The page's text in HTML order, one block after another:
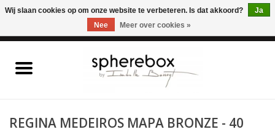
Home
REGINA MEDEIROS MAPA BRONZE - 40
Wij slaan cookies op om onze website te verbeteren. Is dat akkoord?
Ja
Nee
Meer over cookies »
ONLINE WINKEL VOOR WOONACCESSOIRES, MEUBELEN & KUNST – GRATIS